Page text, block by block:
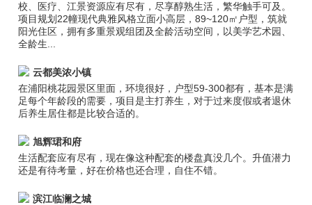
校、医疗、江景资源应有尽有，尽享醇熟生活，繁华触手可及。
项目规划22幢现代典雅风格立面小高层，89~120㎡户型，筑就
阳光住区，拥有多重景观组团及全龄活动空间，以美学艺术园、
全龄生...
云都美浓小镇
在浦阳桃花园景区里面，环境很好，户型59-300都有，基本是满
足每个年龄段的需要，项目是主打养生，对于过来度假或者退休
后养生居住都是比较合适的。
旭辉珺和府
生活配套应有尽有，现在像这种配套的楼盘真没几个。升值潜力
还是有待考量，好在价格也还合理，自住不错。
滨江临澜之城